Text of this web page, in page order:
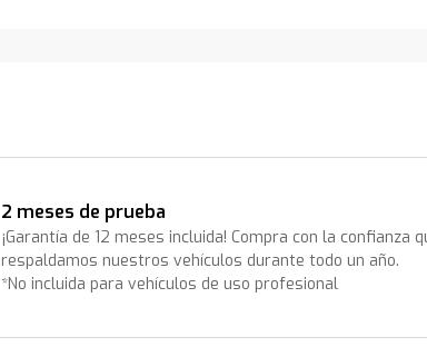
2 meses de prueba
¡Garantía de 12 meses incluida! Compra con la confianza
respaldamos nuestros vehículos durante todo un año.
*No incluida para vehículos de uso profesional